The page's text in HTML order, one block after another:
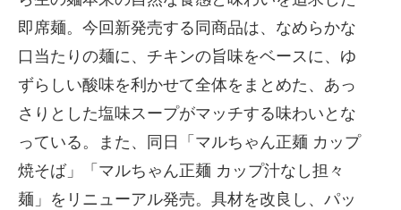
即席麺。今回新発売する同商品は、なめらかな
口当たりの麺に、チキンの旨味をベースに、ゆ
ずらしい酸味を利かせて全体をまとめた、あっ
さりとした塩味スープがマッチする味わいとな
っている。また、同日「マルちゃん正麺 カップ
焼そば」「マルちゃん正麺 カップ汁なし担々
麺」をリニューアル発売。具材を改良し、パッ